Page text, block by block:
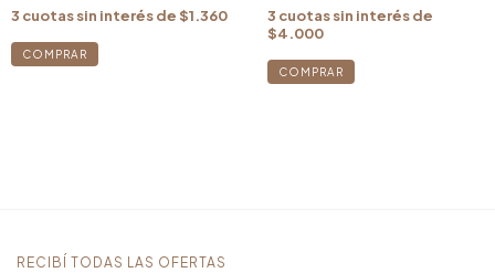
3 cuotas sin interés de$1.360 3 cuotas sin interés de
$4.000
RECIBÍ TODAS LAS OFERTAS